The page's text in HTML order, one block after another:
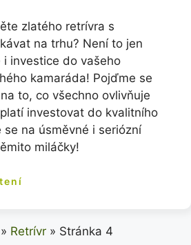
zlatého retrívra s
na trhu? Není to jen
i investice do vašeho
kamaráda! Pojďme se
to, co všechno ovlivňuje
investovat do kvalitního
na úsměvné i seriózní
miláčky!
» Retrívr » Stránka 4